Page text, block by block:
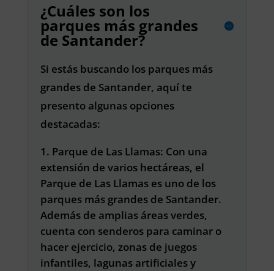
¿Cuáles son los
parques más grandes
de Santander?
Si estás buscando los parques más
grandes de Santander, aquí te
presento algunas opciones
destacadas:
Parque de Las Llamas: Con una
extensión de varios hectáreas, el
Parque de Las Llamas es uno de los
parques más grandes de Santander.
Además de amplias áreas verdes,
cuenta con senderos para caminar o
hacer ejercicio, zonas de juegos
infantiles, lagunas artificiales y